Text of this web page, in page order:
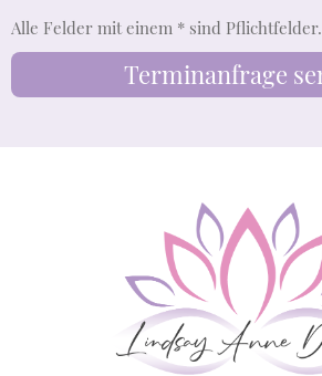
Alle Felder mit einem * sind Pflichtfelder.